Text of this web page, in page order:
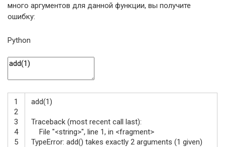
много аргументов для данной функции, вы получите
ошибку:
Python
1
2
3
4
5
add(1)
Traceback (most recent call last):
File "<string>", line 1, in <fragment>
TypeError: add() takes exactly 2 arguments (1 given)